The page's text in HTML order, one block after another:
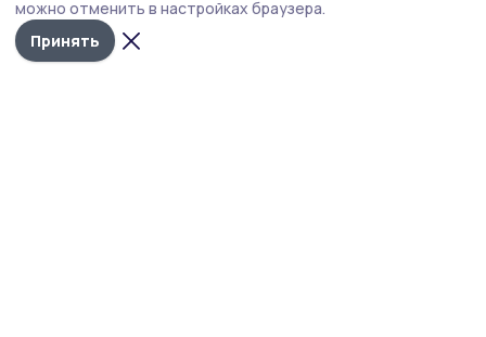
программу подали почти 400 участников и
ветеранов СВО. После всех вступительных
испытаний участниками первого потока стали
можно отменить в настройках браузера.
Принять